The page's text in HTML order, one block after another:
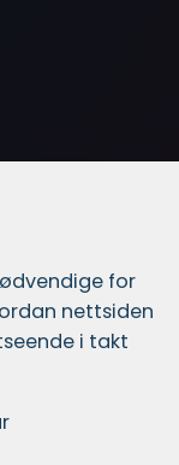
for
nettsiden
i takt